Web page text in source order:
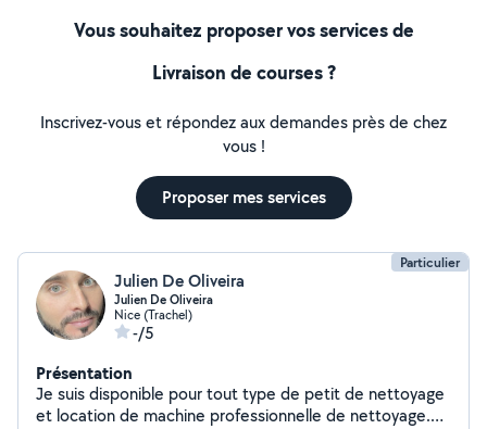
Vous souhaitez proposer vos services de
Livraison de courses ?
Inscrivez-vous et répondez aux demandes près de chez
vous !
Proposer mes services
Particulier
Julien De Oliveira
Julien De Oliveira
Nice (Trachel)
-/5
Présentation
Je suis disponible pour tout type de petit de nettoyage
et location de machine professionnelle de nettoyage.